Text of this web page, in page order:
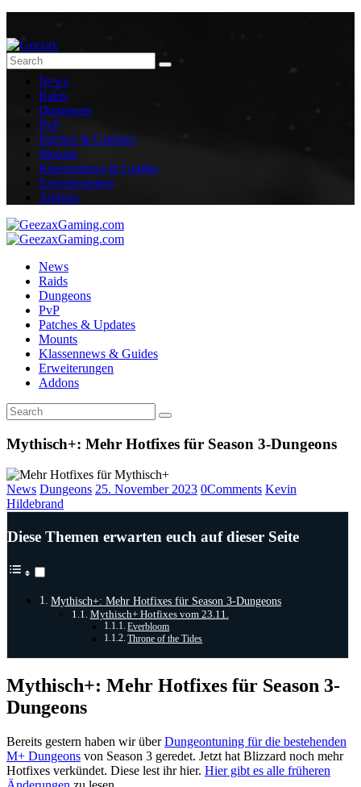
News
Raids
Dungeons
PvP
Patches & Updates
Mounts
Klassennews & Guides
Erweiterungen
Addons
News
Raids
Dungeons
PvP
Patches & Updates
Mounts
Klassennews & Guides
Erweiterungen
Addons
Mythisch+: Mehr Hotfixes für Season 3-Dungeons
News Dungeons 25. November 2023 0Comments Kevin
Hildebrand
Diese Themen erwarten euch auf dieser Seite
Mythisch+: Mehr Hotfixes für Season 3-Dungeons
Mythisch+ Hotfixes vom 23.11.
Everbloom
Throne of the Tides
Mythisch+: Mehr Hotfixes für Season 3-
Dungeons
Bereits gestern haben wir überDungeontuning für die bestehenden
M+ Dungeons von Season 3 geredet. Jetzt hat Blizzard noch mehr
Hotfixes verkündet. Diese lest ihr hier. Hier gibt es alle früheren